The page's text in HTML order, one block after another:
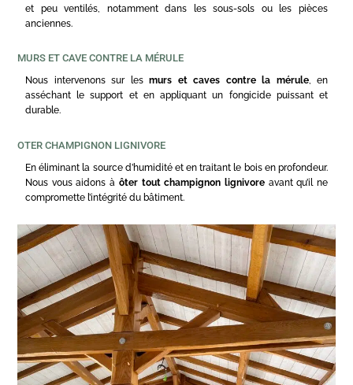
et peu ventilés, notamment dans les sous-sols ou les pièces
anciennes.
MURS ET CAVE CONTRE LA MÉRULE
Nous intervenons sur les murs et caves contre la mérule, en
asséchant le support et en appliquant un fongicide puissant et
durable.
OTER CHAMPIGNON LIGNIVORE
En éliminant la source d’humidité et en traitant le bois en profondeur.
Nous vous aidons à ôter tout champignon lignivoreavant qu’il ne
compromette l’intégrité du bâtiment.